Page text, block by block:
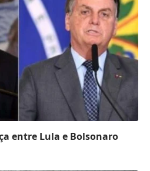
entre Lula e Bolsonaro